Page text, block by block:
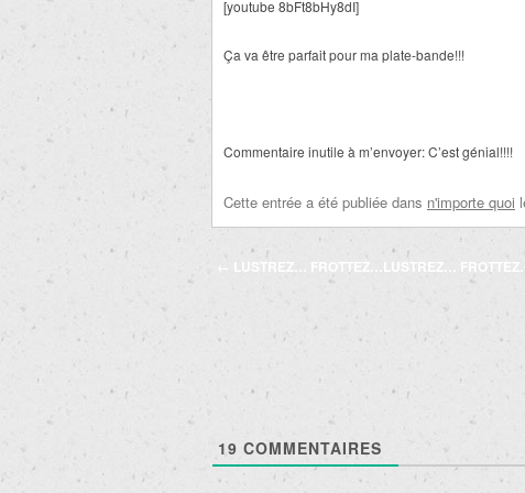
[youtube 8bFt8bHy8dI]
Ça va être parfait pour ma plate-bande!!!
Commentaire inutile à m’envoyer: C’est génial!!!!
Cette entrée a été publiée dans n'importe quoi
Navigation
articles
← LUSTREZ… FROTTEZ…LUSTREZ…
19 COMMENTAIRES